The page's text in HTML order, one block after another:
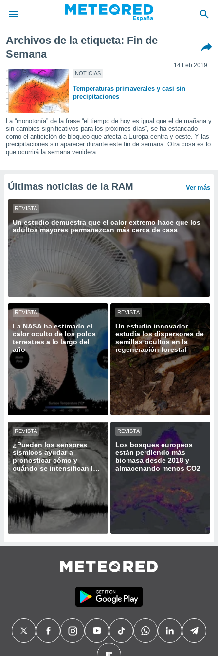
de
por
para
la
que se
calidad.
a este
las
basada
permite
botón
la
todas
ya sean
nuestros
nos
y análisis
en
como
perfil
y
en
más
nuestra
y
de
cookies
aceptar
CONFIGURACIÓN
Archivos de la etiqueta: Fin de
Semana
NOTICIAS
14 Feb 2019
Temperaturas primaverales y casi sin
precipitaciones
La “monotonía” de la frase “el tiempo de hoy es igual que el de mañana y
sin cambios significativos para los próximos días”, se ha estancado
como el anticiclón de bloqueo que afecta a Europa centra y oeste. Y las
precipitaciones sin aparecer durante este fin de semana. Otra cosa es lo
que ocurrirá la semana venidera.
Últimas noticias de la RAM Ver más
REVISTA
Un estudio demuestra que el calor extremo hace que los
adultos mayores permanezcan más cerca de casa
REVISTA
La NASA ha estimado el
calor oculto de los polos
terrestres a lo largo del
año
REVISTA
Un estudio innovador
estudia los dispersores de
semillas ocultos en la
regeneración forestal
REVISTA
¿Pueden los sensores
sísmicos ayudar a
pronosticar cómo y
cuándo se intensifican los
huracanes?
REVISTA
Los bosques europeos
están perdiendo más
biomasa desde 2018 y
almacenando menos CO2